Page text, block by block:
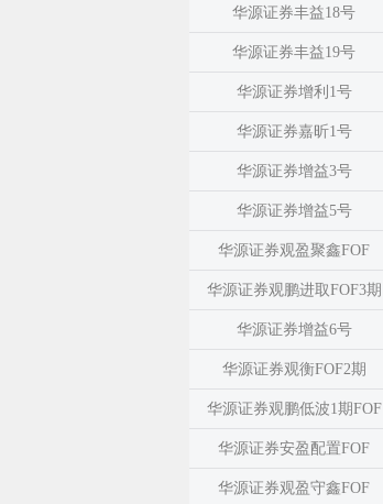
华源证券丰益18号
华源证券丰益19号
华源证券增利1号
华源证券嘉昕1号
华源证券增益3号
华源证券增益5号
华源证券观盈聚鑫FOF
华源证券观鹏进取FOF3期
华源证券增益6号
华源证券观衡FOF2期
华源证券观鹏低波1期FOF
华源证券安盈配置FOF
华源证券观盈守鑫FOF